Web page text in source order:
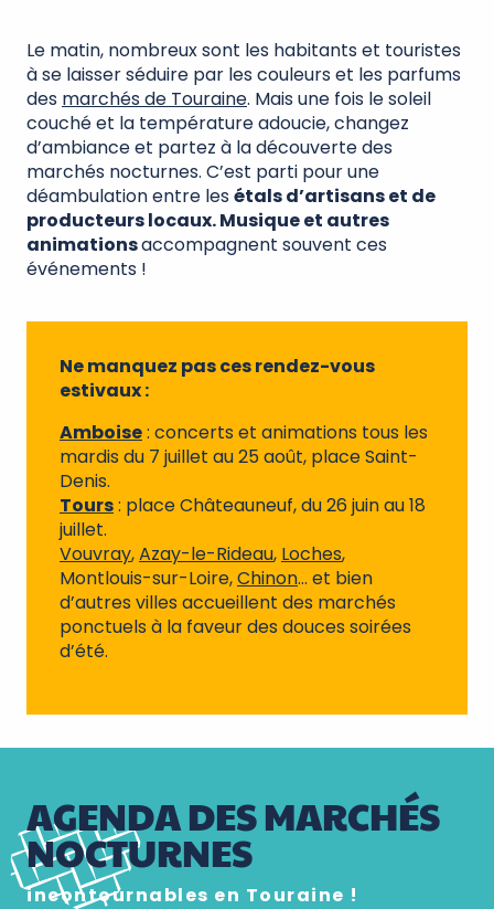
Le matin, nombreux sont les habitants et touristes
à se laisser séduire par les couleurs et les parfums
des marchés de Touraine. Mais une fois le soleil
couché et la température adoucie, changez
d’ambiance et partez à la découverte des
marchés nocturnes. C’est parti pour une
déambulation entre lesétals d’artisans et de
producteurs locaux. Musique et autres
animationsaccompagnent souvent ces
événements !
Ne manquez pas ces rendez-vous
estivaux :
Amboise: concerts et animations tous les
mardis du 7 juillet au 25 août, place Saint-
Denis.
Tours: place Châteauneuf, du 26 juin au 18
juillet.
Vouvray,Azay-le-Rideau, Loches,
Montlouis-sur-Loire,Chinon… et bien
d’autres villes accueillent des marchés
ponctuels à la faveur des douces soirées
d’été.
AGENDA DES MARCHÉS
NOCTURNES
incontournables en Touraine !